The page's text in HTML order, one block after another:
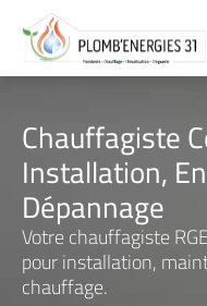
contenu
Chauffagiste
Installation,
Dépannage
Votre chauffagiste
pour installation,
chauffage.